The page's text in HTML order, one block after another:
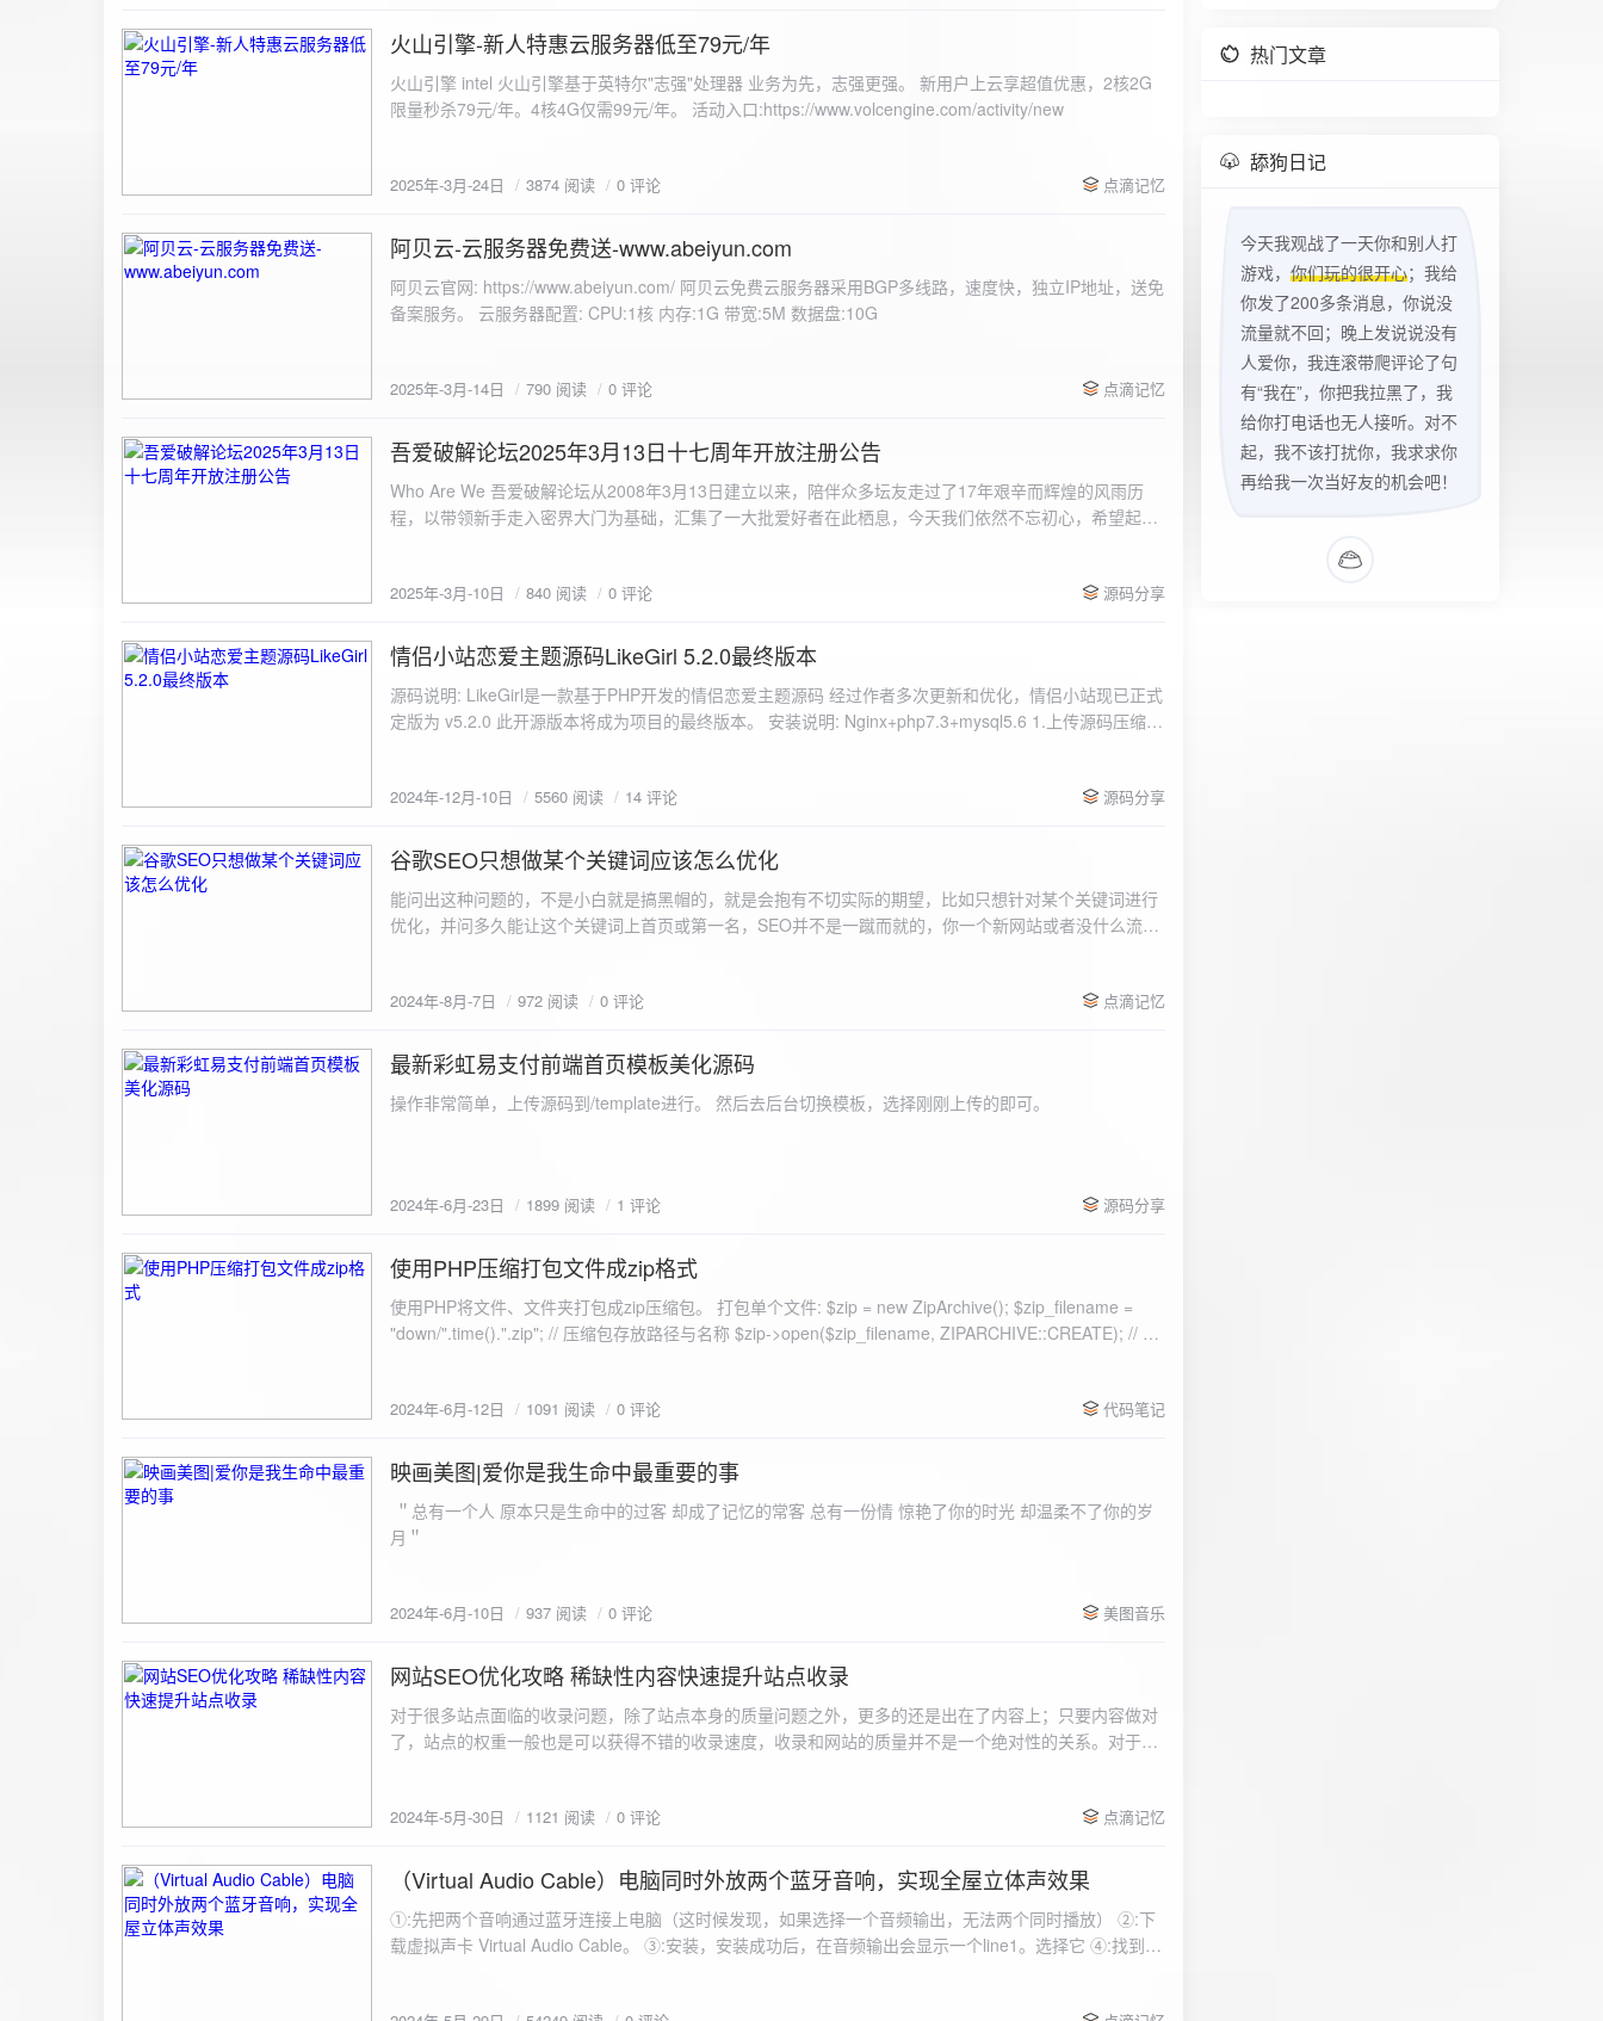
image { margin-top: 20px; max-width: 100%; height: auto; border-radius: 4px; border: 1px solid #ddd; }
</style> </head> <body> <div class="container"> <h2>图片上传-双虹云</h2> <form id="uploadForm">
<input type="file" id="fileInput" name="file" accept="image/*" required /> <button type="submit">上传文
document.getElementById('uploadForm'); const resultDiv = document.getElementById('result'); const
e.preventDefault(); const fileInput = document.getElementById('fileInput'); const file = fileInput.files[0]; if
(!file) { resultDiv.innerHTML = '<p class="error">请先选择文件！</p>'; return; } const formData = new
FormData(); formData.append('file', file); const xhr = new XMLHttpRequest(); xhr.open('POST',
'https://api.xinyew.cn/api/360tc', true); // 监听上传进度事件 xhr.upload.onprogress = function(event) { if
Math.round(percentComplete) + '%'; } }; xhr.onload = function() { if (xhr.status === 200) { const data =
图片链接: <a href="${data.data.url}" target="_blank">${data.data.url}</a></p> <p>图片文件名:
${data.data.imgFile}</p> <img src="${data.data.url}" alt="上传的图片" class="uploaded-image" /> `; }
else { resultDiv.innerHTML = `<p class="error">${data.error}</p>`; } } else { resultDiv.innerHTML = `<p
class="error">请求失败：${xhr.statusText}</p>`; } }; xhr.onerror = function() { resultDiv.innerHTML =
2025-3-24
火山引擎-新人特惠云服务器低至79元/年
火山引擎 intel 火山引擎基于英特尔"志强"处理器 业务为先，志强更强。 新用户上云享超值优惠，2核2G
限量秒杀79元/年。4核4G仅需99元/年。 活动入口:https://www.volcengine.com/activity/new
2025年-3月-24日 3874 阅读 0 评论 点滴记忆
2025-3-14
阿贝云-云服务器免费送-www.abeiyun.com
阿贝云官网: https://www.abeiyun.com/ 阿贝云免费云服务器采用BGP多线路，速度快，独立IP地址，送免
备案服务。 云服务器配置: CPU:1核 内存:1G 带宽:5M 数据盘:10G
2025年-3月-14日 790 阅读 0 评论 点滴记忆
2025-3-10
吾爱破解论坛2025年3月13日十七周年开放注册公告
Who Are We 吾爱破解论坛从2008年3月13日建立以来，陪伴众多坛友走过了17年艰辛而辉煌的风雨历
程，以带领新手走入密界大门为基础，汇集了一大批爱好者在此栖息，今天我们依然不忘初心，希望起到
严格的处理措施。在您注册前，请认真阅读注册须知以及社区的总版规，以便更好地适应和享受我们的社
www.52pojie.cn
2025年-3月-10日 840 阅读 0 评论 源码分享
2024-12-10
情侣小站恋爱主题源码LikeGirl 5.2.0最终版本
源码说明: LikeGirl是一款基于PHP开发的情侣恋爱主题源码 经过作者多次更新和优化，情侣小站现已正式
定版为 v5.2.0 此开源版本将成为项目的最终版本。 安装说明: Nginx+php7.3+mysql5.6 1.上传源码压缩包
2024年-12月-10日 5560 阅读 14 评论 源码分享
2024-8-7
谷歌SEO只想做某个关键词应该怎么优化
能问出这种问题的，不是小白就是搞黑帽的，就是会抱有不切实际的期望，比如只想针对某个关键词进行
优化，并问多久能让这个关键词上首页或第一名，SEO并不是一蹴而就的，你一个新网站或者没什么流量
2024年-8月-7日 972 阅读 0 评论 点滴记忆
2024-6-23
最新彩虹易支付前端首页模板美化源码
操作非常简单，上传源码到/template进行。 然后去后台切换模板，选择刚刚上传的即可。
2024年-6月-23日 1899 阅读 1 评论 源码分享
2024-6-12
使用PHP压缩打包文件成zip格式
使用PHP将文件、文件夹打包成zip压缩包。 打包单个文件: $zip = new ZipArchive(); $zip_filename =
"down/".time().".zip"; // 压缩包存放路径与名称 $zip->open($zip_filename, ZIPARCHIVE::CREATE); // 打
数可以改为 basename("img/logon2.png),也就是原文件所在的路径 $zip-
= array( "img/1.jpg", "img/2.jpg", ); $filename = "down/img.zip"; // 压缩包存放路径与名称 $zip = new
ZipArchive(); $zip->open($filename,ZipArchive::CREATE); //打开压缩包 //遍历文件 foreach($fileList as
$file){ $zip->addFile($file,basename($file)); //向压缩包中添加文件 } $zip->close(); //关闭压缩包 打包某
个文件夹（包含子文件夹）: <?php /** * @param $path 文件夹路径 * @param $zip zip 对象 */ function
为'.'和‘..’，不要对他们进行操作 if (is_dir($path . "/" . $filename)) { // 如果读取的某个对象是文件夹，则递
$filename); } } } } $zip = new ZipArchive(); $zip_filename = "down/files.zip"; // 压缩包存放路径与名称
压缩包中 addFileToZip("img",$zip);
2024年-6月-12日 1091 阅读 0 评论 代码笔记
2024-6-10
映画美图|爱你是我生命中最重要的事
＂总有一个人 原本只是生命中的过客 却成了记忆的常客 总有一份情 惊艳了你的时光 却温柔不了你的岁
月＂
2024年-6月-10日 937 阅读 0 评论 美图音乐
2024-5-30
网站SEO优化攻略 稀缺性内容快速提升站点收录
对于很多站点面临的收录问题，除了站点本身的质量问题之外，更多的还是出在了内容上；只要内容做对
了，站点的权重一般也是可以获得不错的收录速度，收录和网站的质量并不是一个绝对性的关系。对于质
2024年-5月-30日 1121 阅读 0 评论 点滴记忆
2024-5-29
（Virtual Audio Cable）电脑同时外放两个蓝牙音响，实现全屋立体声效果
①:先把两个音响通过蓝牙连接上电脑（这时候发现，如果选择一个音频输出，无法两个同时播放） ②:下
载虚拟声卡 Virtual Audio Cable。 ③:安装，安装成功后，在音频输出会显示一个line1。选择它 ④:找到安
热门文章
舔狗日记
今天我观战了一天你和别人打
游戏， 你们玩的很开心；我给
你发了200多条消息，你说没
流量就不回；晚上发说说没有
人爱你，我连滚带爬评论了句
有“我在”，你把我拉黑了，我
给你打电话也无人接听。对不
起，我不该打扰你，我求求你
再给我一次当好友的机会吧！